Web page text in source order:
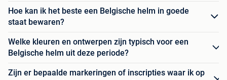
Hoe kan ik het beste een Belgische helm in goede
staat bewaren?
Welke kleuren en ontwerpen zijn typisch voor een
Belgische helm uit deze periode?
Zijn er bepaalde markeringen of inscripties waar ik op